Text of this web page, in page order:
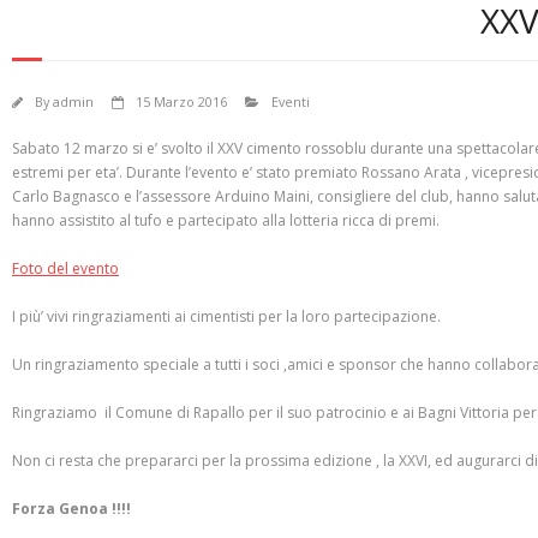
Byadmin 15 Marzo 2016 Eventi
Sabato 12 marzo si e’ svolto il XXV cimento rossoblu durante una
estremi per eta’. Durante l’evento e’ stato premiato Rossano Arata ,
Carlo Bagnasco e l’assessore Arduino Maini, consigliere del club, hanno
hanno assistito al tufo e partecipato alla lotteria ricca di premi.
Foto del evento
I più’ vivi ringraziamenti ai cimentisti per la loro partecipazione.
Un ringraziamento speciale a tutti i soci ,amici e sponsor che hanno
Ringraziamo il Comune di Rapallo per il suo patrocinio e ai Bagni Vittoria
Non ci resta che prepararci per la prossima edizione , la XXVI, ed augurarci
Forza Genoa !!!!